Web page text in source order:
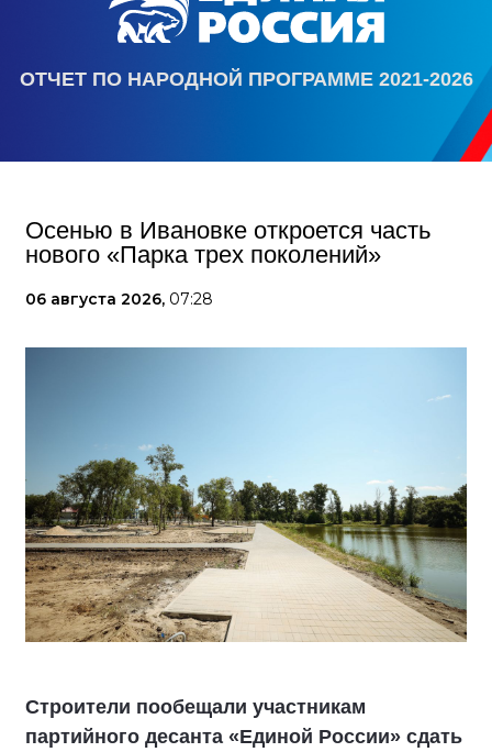
ОТЧЕТ ПО НАРОДНОЙ ПРОГРАММЕ 2021-2026
Осенью в Ивановке откроется часть
нового «Парка трех поколений»
06 августа 2026, 07:28
Строители пообещали участникам
партийного десанта «Единой России» сдать